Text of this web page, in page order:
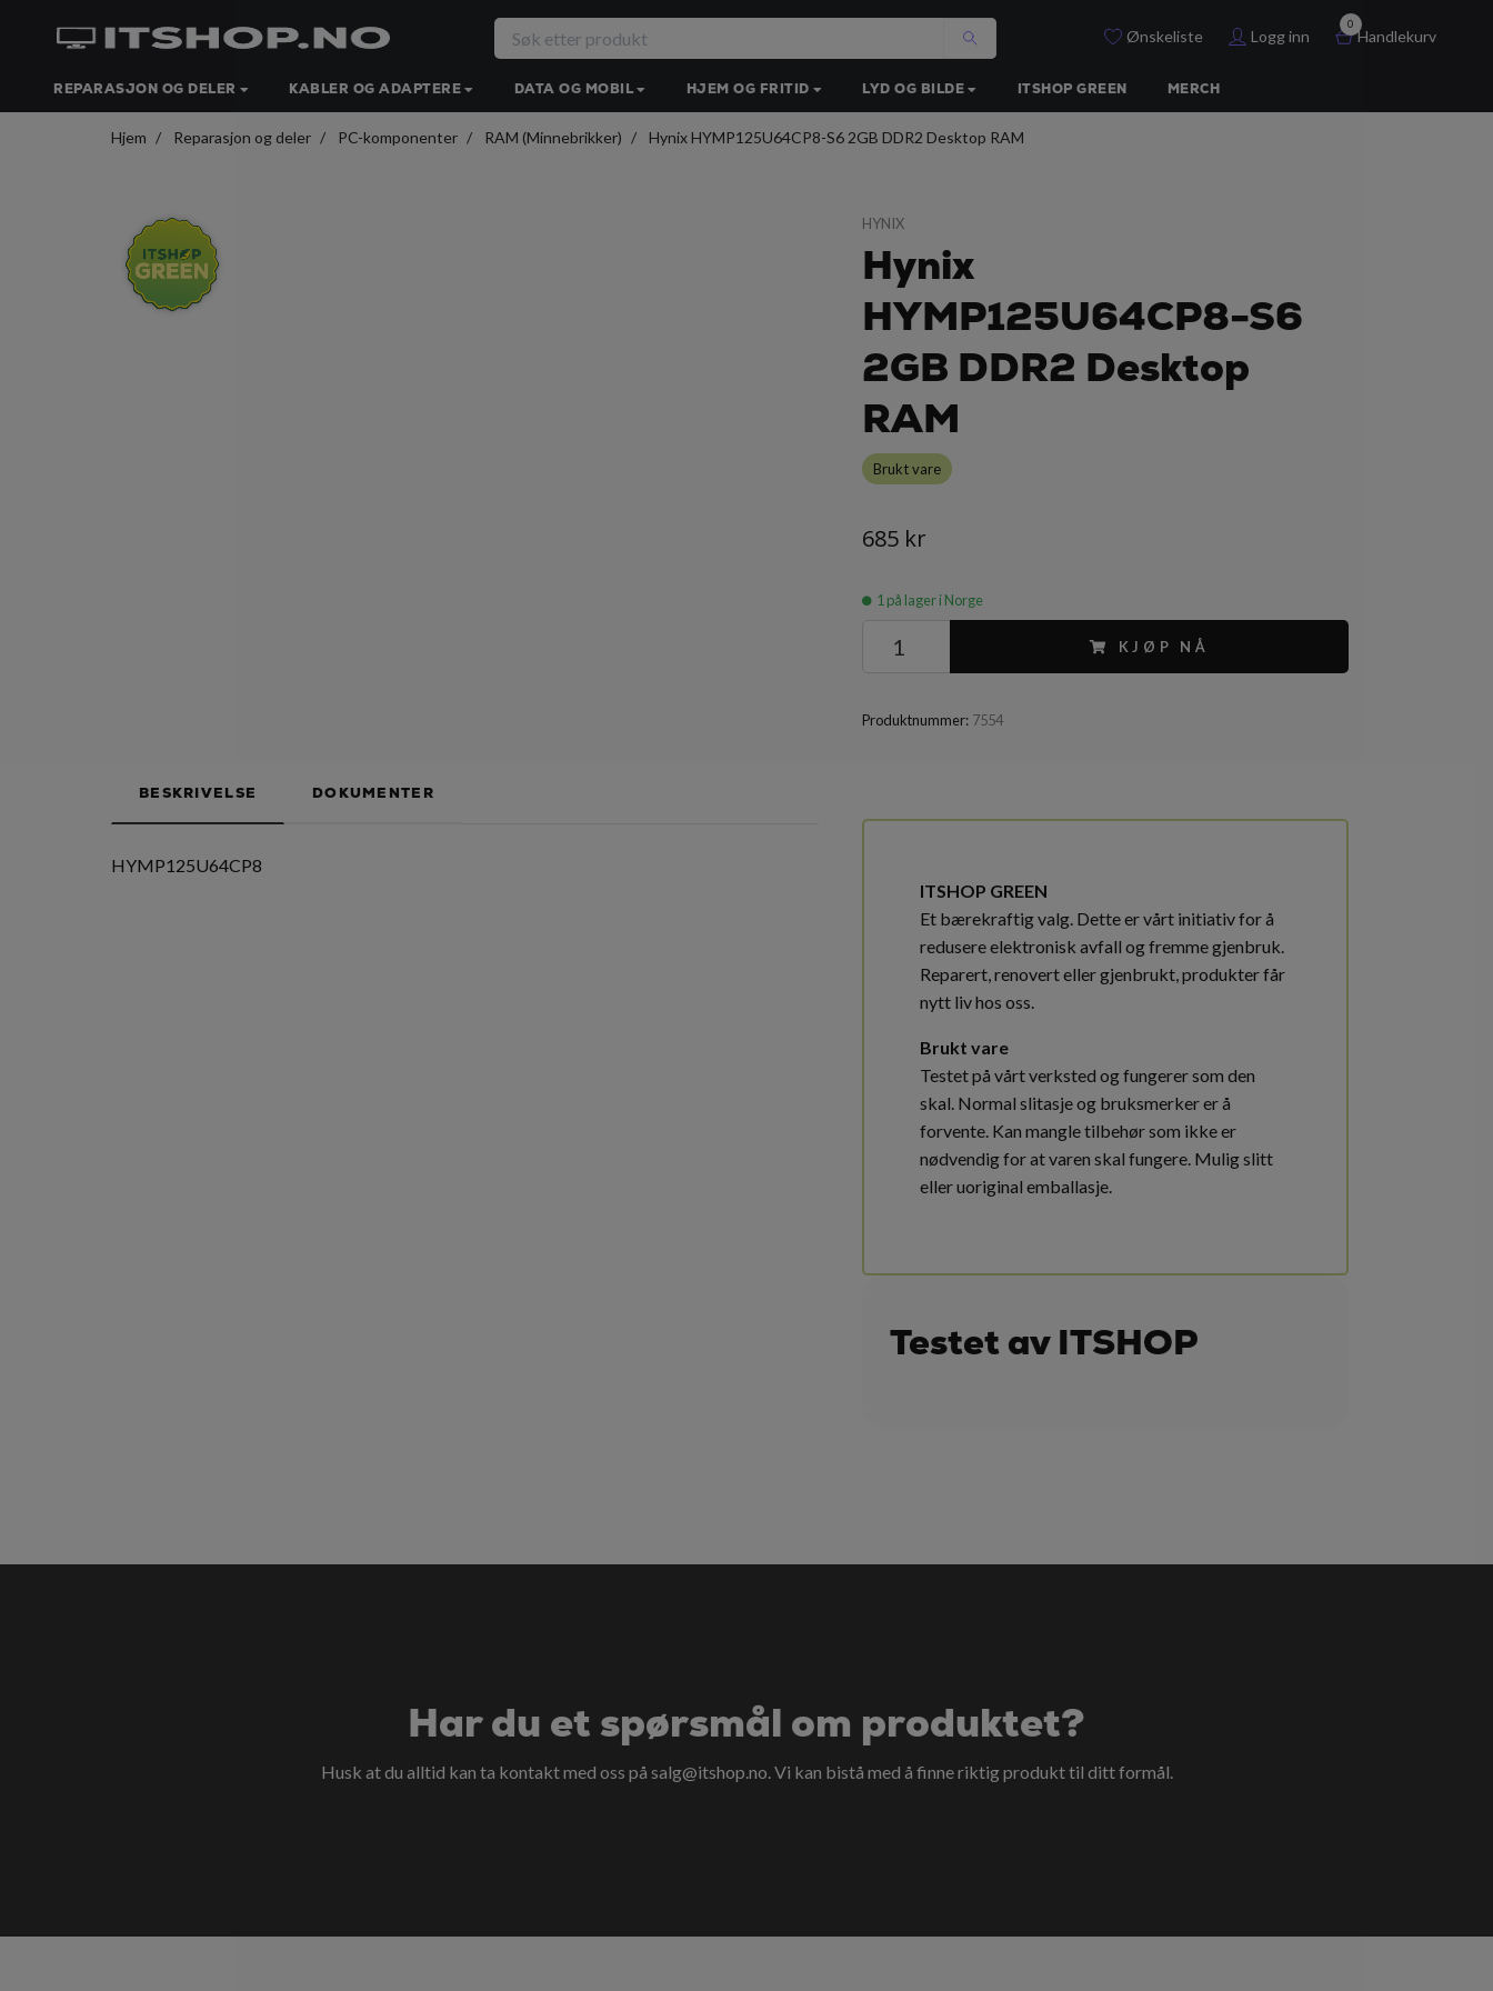
Ønskeliste Logg inn
0
Handlekurv
REPARASJON OG DELER KABLER OG ADAPTERE DATA OG MOBIL HJEM OG FRITID LYD OG BILDE ITSHOP GREEN MERCH
Hjem Reparasjon og deler PC-komponenter RAM (Minnebrikker) Hynix HYMP125U64CP8-S6 2GB DDR2 Desktop RAM
HYNIX
Hynix
HYMP125U64CP8-S6
2GB DDR2 Desktop
RAM
Brukt vare
685 kr
1 på lager i Norge
KJØP NÅ
Produktnummer: 7554
BESKRIVELSE DOKUMENTER
HYMP125U64CP8
ITSHOP GREEN
Et bærekraftig valg. Dette er vårt initiativ for å
redusere elektronisk avfall og fremme gjenbruk.
Reparert, renovert eller gjenbrukt, produkter får
nytt liv hos oss.
Brukt vare
Testet på vårt verksted og fungerer som den
skal. Normal slitasje og bruksmerker er å
forvente. Kan mangle tilbehør som ikke er
nødvendig for at varen skal fungere. Mulig slitt
eller uoriginal emballasje.
Testet av ITSHOP
Har du et spørsmål om produktet?
Husk at du alltid kan ta kontakt med oss på salg@itshop.no. Vi kan bistå med å finne riktig produkt til ditt formål.